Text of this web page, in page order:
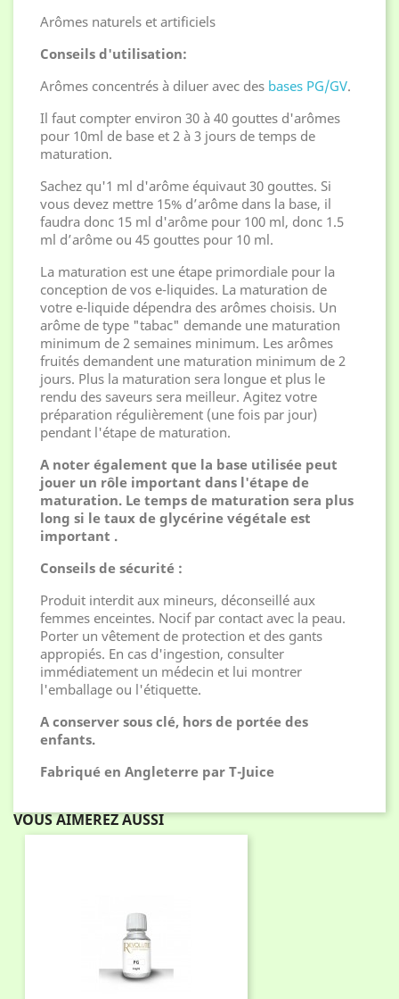
Arômes naturels et artificiels
Conseils d'utilisation:
Arômes concentrés à diluer avec des bases PG/GV.
Il faut compter environ 30 à 40 gouttes d'arômes
pour 10ml de base et 2 à 3 jours de temps de
maturation.
Sachez qu'1 ml d'arôme équivaut 30 gouttes. Si
vous devez mettre 15% d’arôme dans la base, il
faudra donc 15 ml d'arôme pour 100 ml, donc 1.5
ml d’arôme ou 45 gouttes pour 10 ml.
La maturation est une étape primordiale pour la
conception de vos e-liquides. La maturation de
votre e-liquide dépendra des arômes choisis. Un
arôme de type "tabac" demande une maturation
minimum de 2 semaines minimum. Les arômes
fruités demandent une maturation minimum de 2
jours. Plus la maturation sera longue et plus le
rendu des saveurs sera meilleur. Agitez votre
préparation régulièrement (une fois par jour)
pendant l'étape de maturation.
A noter également que la base utilisée peut
jouer un rôle important dans l'étape de
maturation. Le temps de maturation sera plus
long si le taux de glycérine végétale est
important .
Conseils de sécurité :
Produit interdit aux mineurs, déconseillé aux
femmes enceintes. Nocif par contact avec la peau.
Porter un vêtement de protection et des gants
appropiés. En cas d'ingestion, consulter
immédiatement un médecin et lui montrer
l'emballage ou l'étiquette.
A conserver sous clé, hors de portée des
enfants.
Fabriqué en Angleterre par T-Juice
VOUS AIMEREZ AUSSI